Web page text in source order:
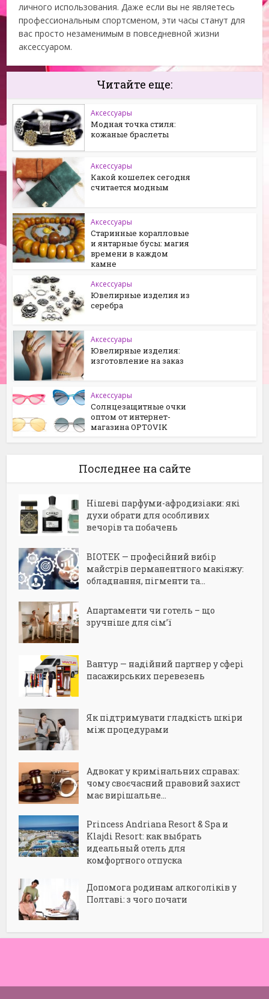
личного использования. Даже если вы не являетесь
профессиональным спортсменом, эти часы станут для
вас просто незаменимым в повседневной жизни
аксессуаром.
Читайте еще:
Аксессуары
Модная точка стиля:
кожаные браслеты
Аксессуары
Какой кошелек сегодня
считается модным
Аксессуары
Старинные коралловые
и янтарные бусы: магия
времени в каждом
камне
Аксессуары
Ювелирные изделия из
серебра
Аксессуары
Ювелирные изделия:
изготовление на заказ
Аксессуары
Солнцезащитные очки
оптом от интернет-
магазина OPTOVIK
Последнее на сайте
Нішеві парфуми-афродизіаки: які
духи обрати для особливих
вечорів та побачень
BIOTEK — професійний вибір
майстрів перманентного макіяжу:
обладнання, пігменти та...
Апартаменти чи готель – що
зручніше для сім’ї
Вантур — надійний партнер у сфері
пасажирських перевезень
Як підтримувати гладкість шкіри
між процедурами
Адвокат у кримінальних справах:
чому своєчасний правовий захист
має вирішальне...
Princess Andriana Resort & Spa и
Klajdi Resort: как выбрать
идеальный отель для
комфортного отпуска
Допомога родинам алкоголіків у
Полтаві: з чого почати